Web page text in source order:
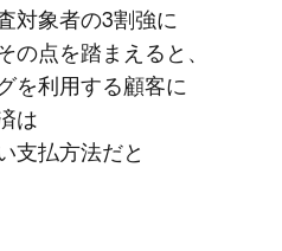
対象者の​3割強に​
の点を​踏まえると、​
を​利用する​顧客に​
は​
支払方​法だと​